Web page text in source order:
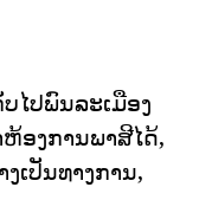
ໄປພົນລະເມືອງ
ອງການພາສີໄດ້,
ເປັນທາງການ,